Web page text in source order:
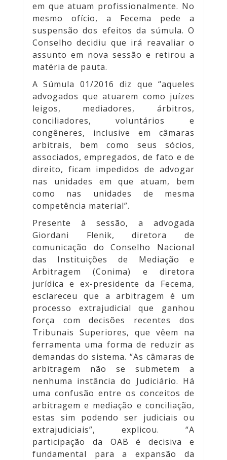
em que atuam profissionalmente. No
mesmo ofício, a Fecema pede a
suspensão dos efeitos da súmula. O
Conselho decidiu que irá reavaliar o
assunto em nova sessão e retirou a
matéria de pauta.
A Súmula 01/2016 diz que “aqueles
advogados que atuarem como juízes
leigos, mediadores, árbitros,
conciliadores, voluntários e
congêneres, inclusive em câmaras
arbitrais, bem como seus sócios,
associados, empregados, de fato e de
direito, ficam impedidos de advogar
nas unidades em que atuam, bem
como nas unidades de mesma
competência material”.
Presente à sessão, a advogada
Giordani Flenik, diretora de
comunicação do Conselho Nacional
das Instituições de Mediação e
Arbitragem (Conima) e diretora
jurídica e ex-presidente da Fecema,
esclareceu que a arbitragem é um
processo extrajudicial que ganhou
força com decisões recentes dos
Tribunais Superiores, que vêem na
ferramenta uma forma de reduzir as
demandas do sistema. “As câmaras de
arbitragem não se submetem a
nenhuma instância do Judiciário. Há
uma confusão entre os conceitos de
arbitragem e mediação e conciliação,
estas sim podendo ser judiciais ou
extrajudiciais”, explicou. “A
participação da OAB é decisiva e
fundamental para a expansão da